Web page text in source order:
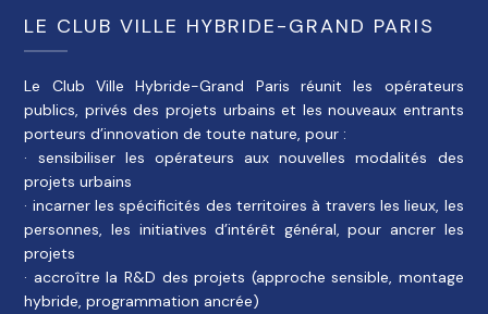
LE CLUB VILLE HYBRIDE-GRAND PARIS
Le Club Ville Hybride-Grand Paris réunit les opérateurs
publics, privés des projets urbains et les nouveaux entrants
porteurs d’innovation de toute nature, pour :
· sensibiliser les opérateurs aux nouvelles modalités des
projets urbains
· incarner les spécificités des territoires à travers les lieux, les
personnes, les initiatives d’intérêt général, pour ancrer les
projets
· accroître la R&D des projets (approche sensible, montage
hybride, programmation ancrée)